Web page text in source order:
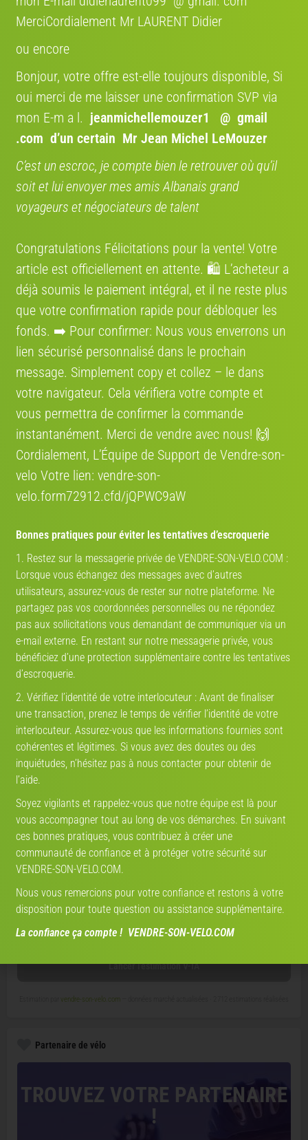
Adresse: Via Delle Querce, 20156 Milan ville métropolitaine de Milan, Italie
Voir sur la carte
Annonces qui pourraient vous intéresser
€ 200
Peugeot Cycles Peugeot
4/10 1990 · Ville et loisirs
€ 150
Peugeot Cycles P22
6/101991 · Vélo hollandais
€ 200
Peugeot Cycles Peugeot
Legend LC01D7
10/102018 · Ville et loisirs
€ 85
Peugeot Cycles 103
€ 219
Peugeot Cycles PX10
8/101990 · Vintage course
Peugeot Cycles PR10
6/10 1990 · Ville et loisirs
Estimez la valeur de votre vélo
Gravel
Marque
Année
Modèle V-IA
État
Lancer l'estimation V-IA
vendre-son-velo.com
Partenaire de vélo
TROUVEZ VOTRE PARTENAIRE
!
MerciCordialement Mr LAURENT Didier
ou encore
Bonjour, votre offre est-elle toujours disponible, Si
oui merci de me laisser une confirmation SVP via
mon E-m a l. jeanmichellemouzer1 @ gmail
.com d’un certain Mr Jean Michel LeMouzer
C’est un escroc, je compte bien le retrouver où qu’il
soit et lui envoyer mes amis Albanais grand
voyageurs et négociateurs de talent
Congratulations Félicitations pour la vente! Votre
article est officiellement en attente. 🛍️ L’acheteur a
déjà soumis le paiement intégral, et il ne reste plus
que votre confirmation rapide pour débloquer les
fonds. ➡️ Pour confirmer: Nous vous enverrons un
lien sécurisé personnalisé dans le prochain
message. Simplement сору et collez – le dans
votre navigateur. Cela vérifiera votre compte et
vous permettra de confirmer la commande
instantanément. Merci de vendre avec nous! 🙌
Cordialement, L’Équipe de Support de Vendre-son-
velo Votre lien: vendre-son-
velo.form72912.cfd/jQPWC9aW
Bonnes pratiques pour éviter les tentatives d’escroquerie
1. Restez sur la messagerie privée de VENDRE-SON-VELO.COM :
Lorsque vous échangez des messages avec d’autres
utilisateurs, assurez-vous de rester sur notre plateforme. Ne
partagez pas vos coordonnées personnelles ou ne répondez
pas aux sollicitations vous demandant de communiquer via un
e-mail externe. En restant sur notre messagerie privée, vous
bénéficiez d’une protection supplémentaire contre les tentatives
d’escroquerie.
2. Vérifiez l’identité de votre interlocuteur : Avant de finaliser
une transaction, prenez le temps de vérifier l’identité de votre
interlocuteur. Assurez-vous que les informations fournies sont
cohérentes et légitimes. Si vous avez des doutes ou des
inquiétudes, n’hésitez pas à nous contacter pour obtenir de
l’aide.
Soyez vigilants et rappelez-vous que notre équipe est là pour
vous accompagner tout au long de vos démarches. En suivant
ces bonnes pratiques, vous contribuez à créer une
communauté de confiance et à protéger votre sécurité sur
VENDRE-SON-VELO.COM.
Nous vous remercions pour votre confiance et restons à votre
disposition pour toute question ou assistance supplémentaire.
La confiance ça compte ! VENDRE-SON-VELO.COM